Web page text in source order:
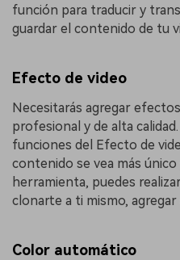
función para traducir y
guardar el contenido de tu
Efecto de video
Necesitarás agregar
profesional y de alta
funciones del Efecto de
contenido se vea más
herramienta, puedes
clonarte a ti mismo,
Color automático